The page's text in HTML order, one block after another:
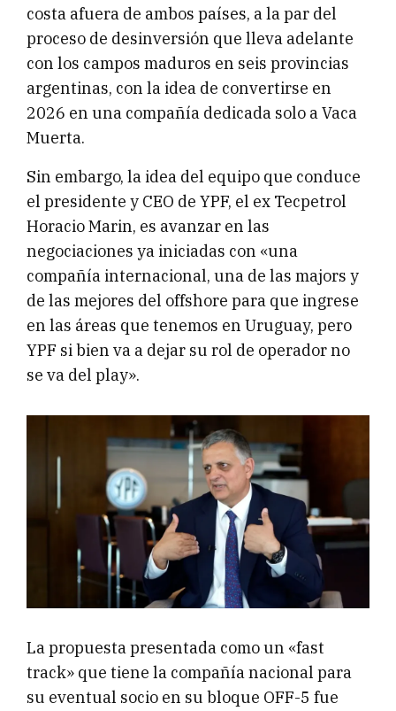
costa afuera de ambos países, a la par del
proceso de desinversión que lleva adelante
con los campos maduros en seis provincias
argentinas, con la idea de convertirse en
2026 en una compañía dedicada solo a Vaca
Muerta.
Sin embargo, la idea del equipo que conduce
el presidente y CEO de YPF, el ex Tecpetrol
Horacio Marin, es avanzar en las
negociaciones ya iniciadas con «una
compañía internacional, una de las majors y
de las mejores del offshore para que ingrese
en las áreas que tenemos en Uruguay, pero
YPF si bien va a dejar su rol de operador no
se va del play».
La propuesta presentada como un «fast
track» que tiene la compañía nacional para
su eventual socio en su bloque OFF-5 fue